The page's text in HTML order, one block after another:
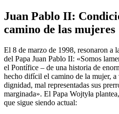
Juan Pablo II:
camino de las mujeres
El 8 de marzo de 1998, resonaron a
del Papa Juan Pablo II: «Somos
el Pontífice – de una historia de
hecho difícil el camino de la mujer, a
dignidad, mal representadas sus
marginada». El Papa Wojtyła
que sigue siendo actual: